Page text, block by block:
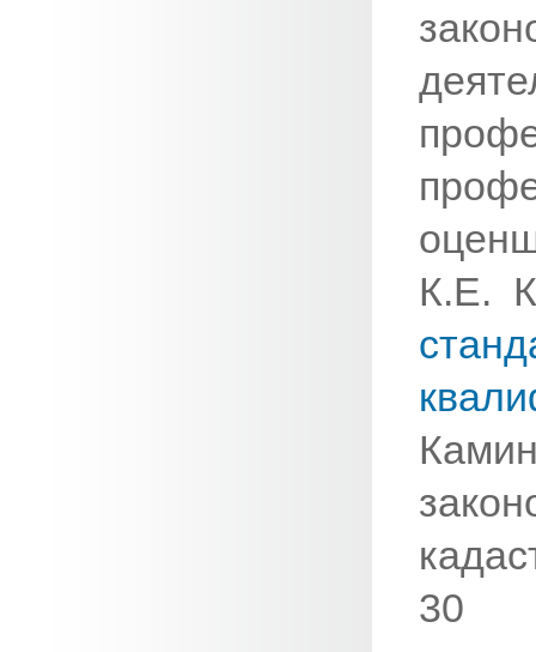
К.Е.
30